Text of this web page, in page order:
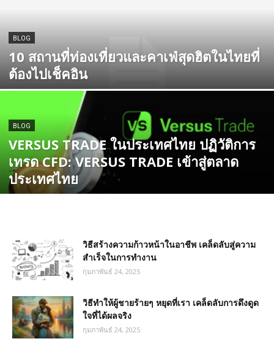
BLOG
10 สถานที่ท่องเที่ยวและคาเฟ่สุดฮิตในไทยที่
ต้องไปเช็คอิน
BLOG
VERSUS TRADE ในประเทศไทย ปฏิวัติการ
เทรด CFD: VERSUS TRADE เข้าสู่ตลาด
ประเทศไทย
วิธีสร้างความก้าวหน้าในอาชีพ เคล็ดลับสู่ความ
สำเร็จในการทำงาน
กุมภาพันธ์ 24, 2025
วิธีทำให้ผู้ชายร้ายๆ หยุดที่เรา เคล็ดลับการดึงดูด
ใจที่ได้ผลจริง
กุมภาพันธ์ 24, 2025